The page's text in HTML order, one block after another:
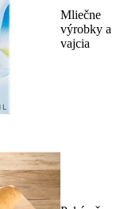
Mliečne
výrobky a
vajcia